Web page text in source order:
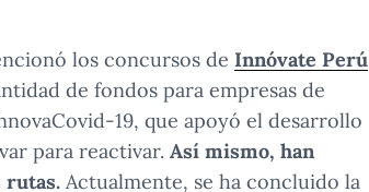
los concursos de Innóvate Perú
de fondos para empresas de
19, que apoyó el desarrollo
para reactivar. Así mismo, han
rutas. Actualmente, se ha concluido la